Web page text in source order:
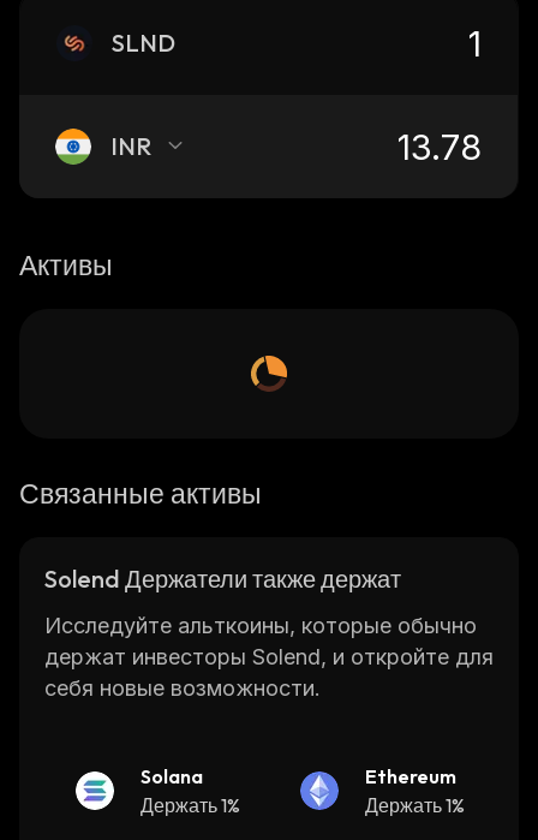
SLND
INR
Активы
Связанные активы
Solend Держатели также держат
Исследуйте альткоины, которые обычно
держат инвесторы Solend, и откройте для
себя новые возможности.
Solana
Держать 1%
Ethereum
Держать 1%